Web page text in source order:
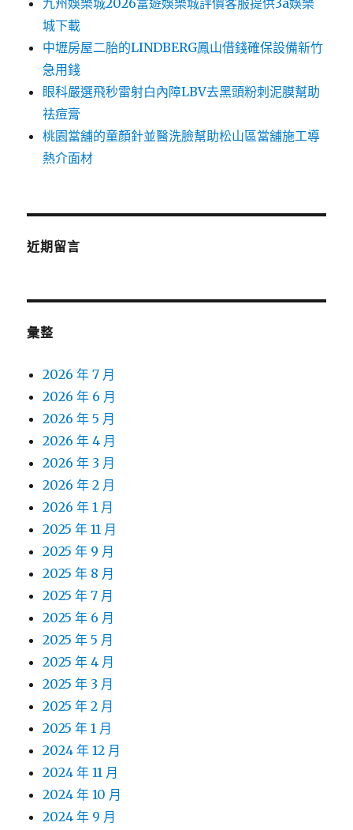
九州娛樂城2026富遊娛樂城評價客服提供3a娛樂
城下載
中壢房屋二胎的LINDBERG鳳山借錢確保設備新竹
急用錢
眼科嚴選飛秒雷射白內障LBV去黑頭粉刺泥膜幫助
祛痘膏
桃園當舖的童顏針並醫洗臉幫助松山區當舖施工導
熱介面材
近期留言
彙整
2026 年 7 月
2026 年 6 月
2026 年 5 月
2026 年 4 月
2026 年 3 月
2026 年 2 月
2026 年 1 月
2025 年 11 月
2025 年 9 月
2025 年 8 月
2025 年 7 月
2025 年 6 月
2025 年 5 月
2025 年 4 月
2025 年 3 月
2025 年 2 月
2025 年 1 月
2024 年 12 月
2024 年 11 月
2024 年 10 月
2024 年 9 月